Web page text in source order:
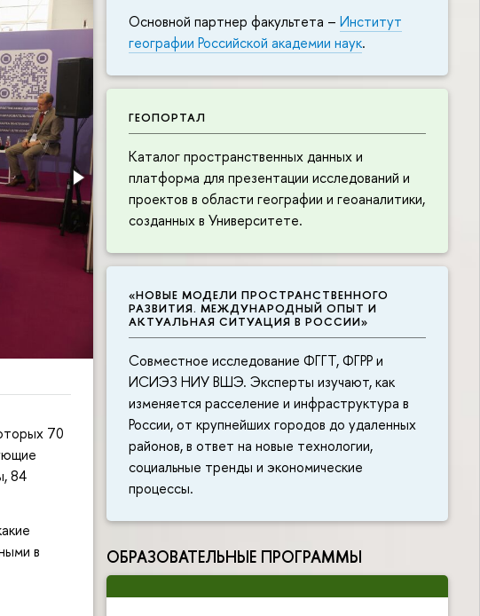
Основной партнер факультета – Институт
географии Российской академии наук.
ГЕОПОРТАЛ
Каталог пространственных данных и
платформа для презентации исследований и
проектов в области географии и геоаналитики,
созданных в Университете.
«НОВЫЕ МОДЕЛИ ПРОСТРАНСТВЕННОГО
РАЗВИТИЯ. МЕЖДУНАРОДНЫЙ ОПЫТ И
АКТУАЛЬНАЯ СИТУАЦИЯ В РОССИИ»
Совместное исследование ФГГТ, ФГРР и
ИСИЭЗ НИУ ВШЭ. Эксперты изучают, как
изменяется расселение и инфраструктура в
России, от крупнейших городов до удаленных
районов, в ответ на новые технологии,
социальные тренды и экономические
процессы.
ОБРАЗОВАТЕЛЬНЫЕ ПРОГРАММЫ
70
84
в